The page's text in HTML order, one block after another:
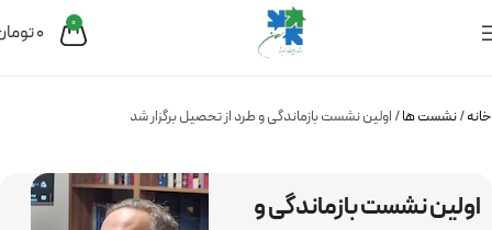
0
0
خانه نشست ها اولین نشست بازماندگی و طرد از تحصیل برگزار شد
اولین نشست بازماندگی و